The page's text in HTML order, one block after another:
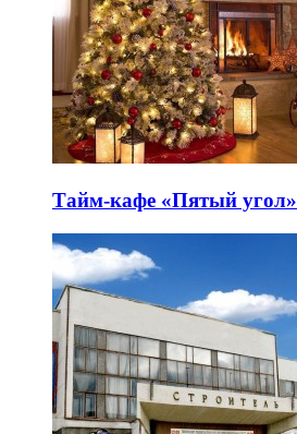
Тайм-кафе «Пятый угол»